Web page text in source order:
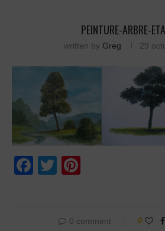
PEINTURE-ARBRE-
written by Greg 29
Facebook
Twitter
0 comment 0